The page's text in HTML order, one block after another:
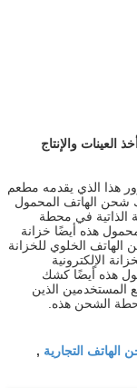
والإنتاج
هذا الذي يقدمه مطعم
شحن الهاتف المحمول
الذاتية في محطة
هذه أيضًا خزانة
الخلوي للخزانة
الإلكترونية
هذه أيضًا كشك
المستخدمين الذين
الشحن هذه.
التجارية ,